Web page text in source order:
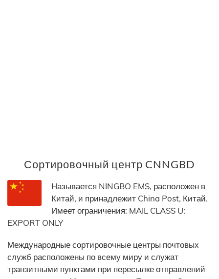
Сортировочный центр CNNGBD
Называется NINGBO EMS, расположен в
Китай, и принадлежит China Post, Китай.
Имеет ограничения: MAIL CLASS U:
EXPORT ONLY
Международные сортировочные центры почтовых
служб расположены по всему миру и служат
транзитными пунктами при пересылке отправлений